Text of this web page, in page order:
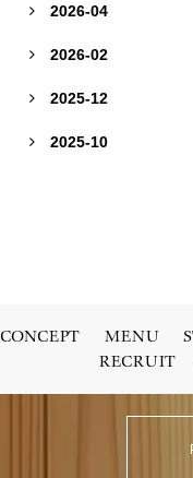
 2026-04
 2026-02
 2025-12
 2025-10
CONCEPT MENU
RECRUIT